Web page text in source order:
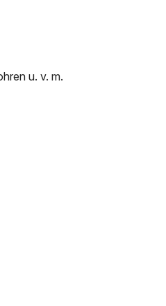
u. v. m.